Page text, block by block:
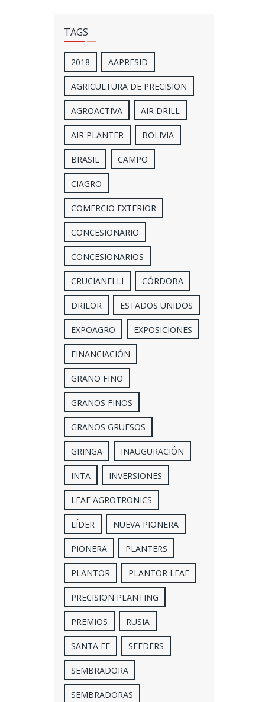
TAGS
2018 AAPRESID
AGRICULTURA DE PRECISION
AGROACTIVA AIR DRILL
AIR PLANTER BOLIVIA
BRASIL CAMPO
CIAGRO
COMERCIO EXTERIOR
CONCESIONARIO
CONCESIONARIOS
CRUCIANELLI CÓRDOBA
DRILOR ESTADOS UNIDOS
EXPOAGRO EXPOSICIONES
FINANCIACIÓN
GRANO FINO
GRANOS FINOS
GRANOS GRUESOS
GRINGA INAUGURACIÓN
INTA INVERSIONES
LEAF AGROTRONICS
LÍDER NUEVA PIONERA
PIONERA PLANTERS
PLANTOR PLANTOR LEAF
PRECISION PLANTING
PREMIOS RUSIA
SANTA FE SEEDERS
SEMBRADORA
SEMBRADORAS